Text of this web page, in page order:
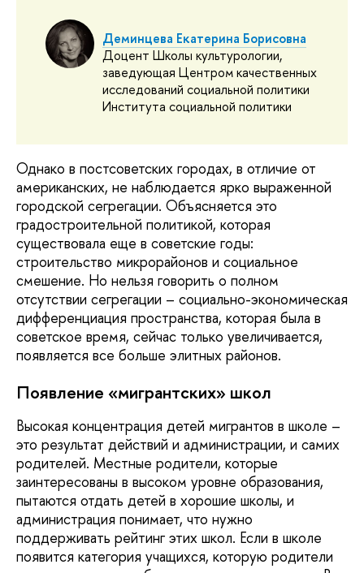
Деминцева Екатерина Борисовна
Доцент Школы культурологии,
заведующая Центром качественных
исследований социальной политики
Института социальной политики
Однако в постсоветских городах, в отличие от
американских, не наблюдается ярко выраженной
городской сегрегации. Объясняется это
градостроительной политикой, которая
существовала еще в советские годы:
строительство микрорайонов и социальное
смешение. Но нельзя говорить о полном
отсутствии сегрегации – социально-экономическая
дифференциация пространства, которая была в
советское время, сейчас только увеличивается,
появляется все больше элитных районов.
Появление «мигрантских» школ
Высокая концентрация детей мигрантов в школе –
это результат действий и администрации, и самих
родителей. Местные родители, которые
заинтересованы в высоком уровне образования,
пытаются отдать детей в хорошие школы, и
администрация понимает, что нужно
поддерживать рейтинг этих школ. Если в школе
появится категория учащихся, которую родители